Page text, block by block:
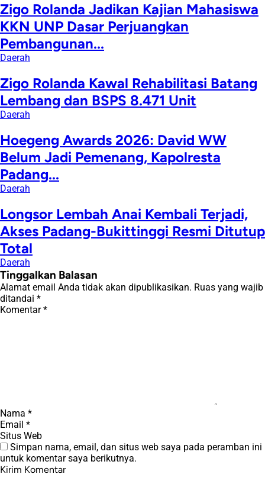
Zigo Rolanda Jadikan Kajian Mahasiswa
KKN UNP Dasar Perjuangkan
Pembangunan...
Daerah
Zigo Rolanda Kawal Rehabilitasi Batang
Lembang dan BSPS 8.471 Unit
Daerah
Hoegeng Awards 2026: David WW
Belum Jadi Pemenang, Kapolresta
Padang...
Daerah
Longsor Lembah Anai Kembali Terjadi,
Akses Padang-Bukittinggi Resmi Ditutup
Total
Daerah
Tinggalkan Balasan
Alamat email Anda tidak akan dipublikasikan. Ruas yang wajib
ditandai *
Komentar*
Nama *
Email *
Situs Web
Simpan nama, email, dan situs web saya pada peramban ini
untuk komentar saya berikutnya.